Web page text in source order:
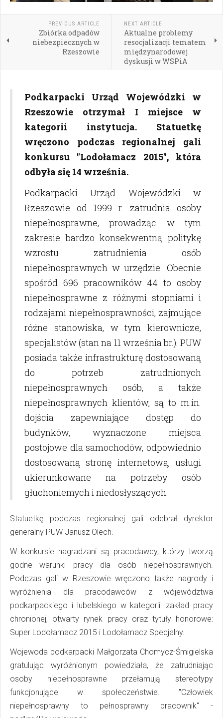
PREVIOUS ARTICLE
Zbiórka odpadów
niebezpiecznych w
Rzeszowie
NEXT ARTICLE
Aktualne problemy
resocjalizacji tematem
międzynarodowej
dyskusji w WSPiA
Podkarpacki Urząd Wojewódzki w
Rzeszowie otrzymał I miejsce w
kategorii instytucja. Statuetkę
wręczono podczas regionalnej gali
konkursu "Lodołamacz 2015", która
odbyła się 14 września.
Podkarpacki Urząd Wojewódzki w
Rzeszowie od 1999 r. zatrudnia osoby
niepełnosprawne, prowadząc w tym
zakresie bardzo konsekwentną politykę
wzrostu zatrudnienia osób
niepełnosprawnych w urzędzie. Obecnie
spośród 696 pracowników 44 to osoby
niepełnosprawne z różnymi stopniami i
rodzajami niepełnosprawności, zajmujące
różne stanowiska, w tym kierownicze,
specjalistów (stan na 11 września br.). PUW
posiada także infrastrukturę dostosowaną
do potrzeb zatrudnionych
niepełnosprawnych osób, a także
niepełnosprawnych klientów, są to m.in.
dojścia zapewniające dostęp do
budynków, wyznaczone miejsca
postojowe dla samochodów, odpowiednio
dostosowaną stronę internetową, usługi
ukierunkowane na potrzeby osób
głuchoniemych i niedosłyszących.
Statuetkę podczas regionalnej gali odebrał dyrektor
generalny PUW Janusz Olech.
W konkursie nagradzani są pracodawcy, którzy tworzą
godne warunki pracy dla osób niepełnosprawnych.
Podczas gali w Rzeszowie wręczono także nagrody i
wyróżnienia dla pracodawców z wójewództwa
podkarpackiego i lubelskiego w kategorii: zakład pracy
chronionej, otwarty rynek pracy oraz tytuły honorowe:
Super Lodołamacz 2015 i Lodołamacz Specjalny.
Wojewoda podkarpacki Małgorzata Chomycz-Śmigielska
gratulując wyróżnionym powiedziała, że zatrudniając
osoby niepełnosprawne przełamują stereotypy
funkcjonujące w społeczeństwie. "Człowiek
niepełnosprawny to pełnosprawny pracownik" -